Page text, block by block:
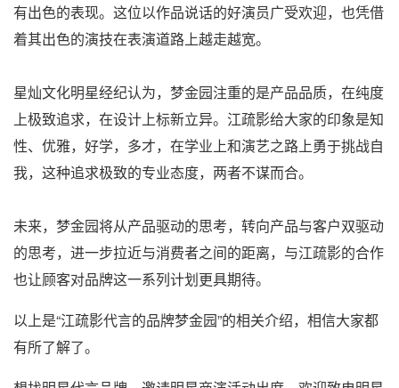
有出色的表现。这位以作品说话的好演员广受欢迎，也凭借
着其出色的演技在表演道路上越走越宽。
星灿文化明星经纪认为，梦金园注重的是产品品质，在纯度
上极致追求，在设计上标新立异。江疏影给大家的印象是知
性、优雅，好学，多才，在学业上和演艺之路上勇于挑战自
我，这种追求极致的专业态度，两者不谋而合。
未来，梦金园将从产品驱动的思考，转向产品与客户双驱动
的思考，进一步拉近与消费者之间的距离，与江疏影的合作
也让顾客对品牌这一系列计划更具期待。
以上是“江疏影代言的品牌梦金园”的相关介绍，相信大家都
有所了解了。